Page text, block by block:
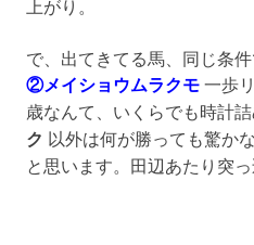
上がり。
で、出てきてる馬、同じ条
②メイショウムラクモ 一歩
歳なんて、いくらでも時計詰
ク 以外は何が勝っても驚か
と思います。田辺あたり突